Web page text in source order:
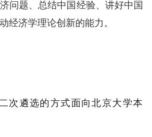
问题、总结中国经验、讲好中国
经济学理论创新的能力。
次遴选的方式面向北京大学本